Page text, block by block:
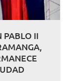
PABLO II